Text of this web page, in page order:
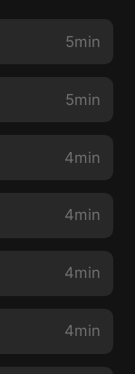
5min
5min
4min
4min
4min
4min